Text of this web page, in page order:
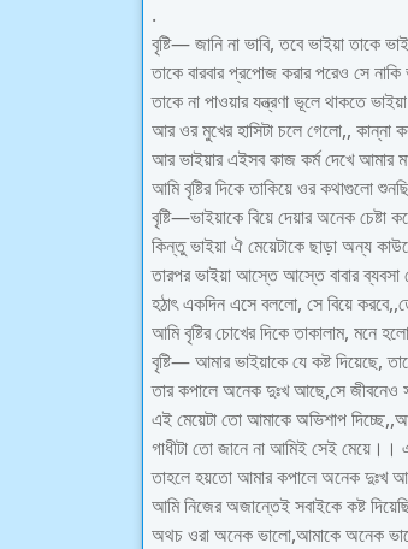
.
বৃষ্টি— জানি না ভাবি, তবে ভাইয়া তাকে
তাকে বারবার প্রপোজ করার পরেও সে নাকি
তাকে না পাওয়ার যন্ত্রণা ভূলে থাকতে
আর ওর মুখের হাসিটা চলে গেলো,, কান্না
আর ভাইয়ার এইসব কাজ কর্ম দেখে আমার
আমি বৃষ্টির দিকে তাকিয়ে ওর কথাগুলো
বৃষ্টি—ভাইয়াকে বিয়ে দেয়ার অনেক চেষ্টা
কিন্তু ভাইয়া ঐ মেয়েটাকে ছাড়া অন্য
তারপর ভাইয়া আস্তে আস্তে বাবার ব্যবসা
হঠাৎ একদিন এসে বললো, সে বিয়ে
আমি বৃষ্টির চোখের দিকে তাকালাম, মনে
বৃষ্টি— আমার ভাইয়াকে যে কষ্ট দিয়েছে,
তার কপালে অনেক দুঃখ আছে,সে জীবনেও
এই মেয়েটা তো আমাকে অভিশাপ
গাধীটা তো জানে না আমিই সেই মেয়ে।।
তাহলে হয়তো আমার কপালে অনেক দুঃখ
আমি নিজের অজান্তেই সবাইকে কষ্ট
অথচ ওরা অনেক ভালো,আমাকে অনেক